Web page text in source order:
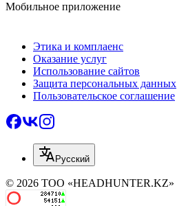
Мобильное приложение
Этика и комплаенс
Оказание услуг
Использование сайтов
Защита персональных данных
Пользовательское соглашение
Русский
© 2026 ТОО «HEADHUNTER.KZ»